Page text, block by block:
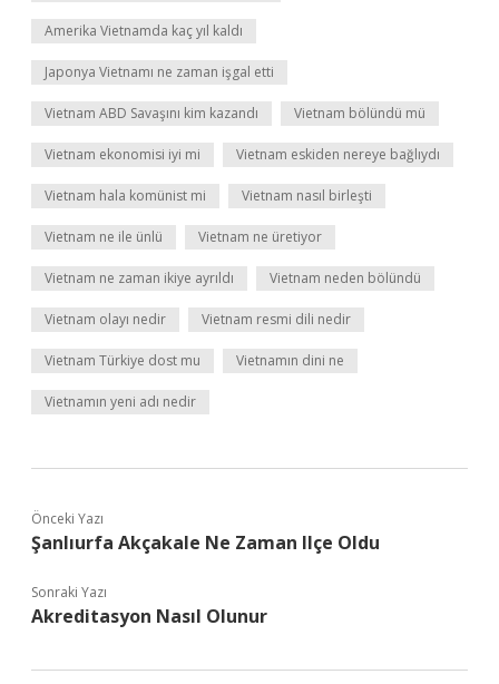
Amerika Vietnamda kaç yıl kaldı
Japonya Vietnamı ne zaman işgal etti
Vietnam ABD Savaşını kim kazandı Vietnam bölündü mü
Vietnam ekonomisi iyi mi Vietnam eskiden nereye bağlıydı
Vietnam hala komünist mi Vietnam nasıl birleşti
Vietnam ne ile ünlü Vietnam ne üretiyor
Vietnam ne zaman ikiye ayrıldı Vietnam neden bölündü
Vietnam olayı nedir Vietnam resmi dili nedir
Vietnam Türkiye dost mu Vietnamın dini ne
Vietnamın yeni adı nedir
Önceki Yazı
Şanlıurfa Akçakale Ne Zaman Ilçe Oldu
Sonraki Yazı
Akreditasyon Nasıl Olunur